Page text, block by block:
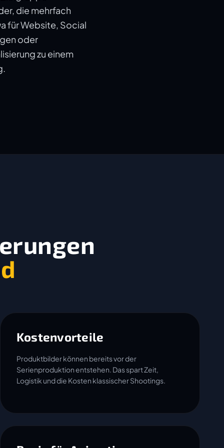
die mehrfach
für Website, Social
oder
zu einem
Kostenvorteile
Produktbilder können bereits vor der
Serienproduktion entstehen. Das spart Zeit,
Logistik und die Kosten klassischer Shootings.